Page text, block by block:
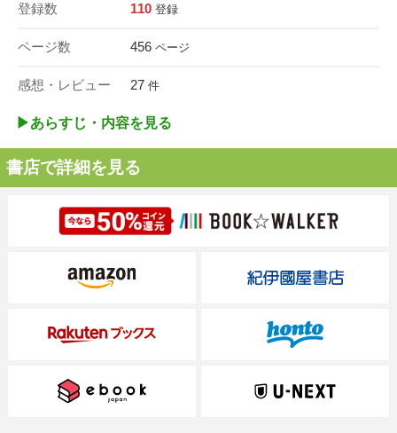
登録数 110 登録
ページ数 456 ページ
感想・レビュー 27 件
▶︎あらすじ・内容を見る
書店で詳細を見る